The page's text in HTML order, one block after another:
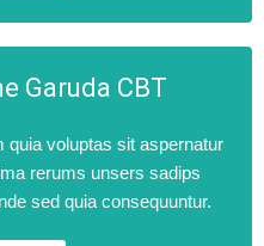
Garuda CBT
quia voluptas sit aspernatur
rerums unsers sadips
sed quia consequuntur.